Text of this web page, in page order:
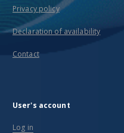
Privacy policy
Declaration of availability
Contact
User's account
Log in